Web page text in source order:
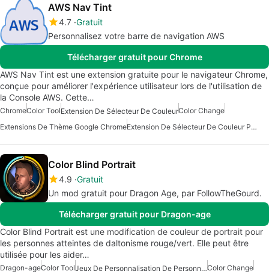
AWS Nav Tint
4.7 Gratuit
Personnalisez votre barre de navigation AWS
Télécharger gratuit pour Chrome
AWS Nav Tint est une extension gratuite pour le navigateur Chrome,
conçue pour améliorer l'expérience utilisateur lors de l'utilisation de
la Console AWS. Cette…
ChromeColor ToolExtension De Sélecteur De CouleurColor Change
Extensions De Thème Google Chrome
Extension De Sélecteur De Couleur Pour Chrome
Color Blind Portrait
4.9 Gratuit
Un mod gratuit pour Dragon Age, par FollowTheGourd.
Télécharger gratuit pour Dragon-age
Color Blind Portrait est une modification de couleur de portrait pour
les personnes atteintes de daltonisme rouge/vert. Elle peut être
utilisée pour les aider…
Dragon-ageColor Tool Jeux De Personnalisation De PersonnageColor Change